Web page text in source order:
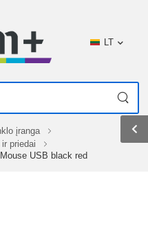
LT
įranga
ir priedai
USB black red